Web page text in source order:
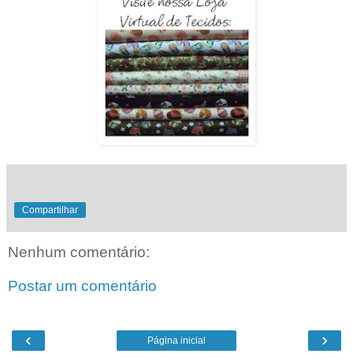
Compartilhar
Nenhum comentário:
Postar um comentário
‹ ›
Página inicial